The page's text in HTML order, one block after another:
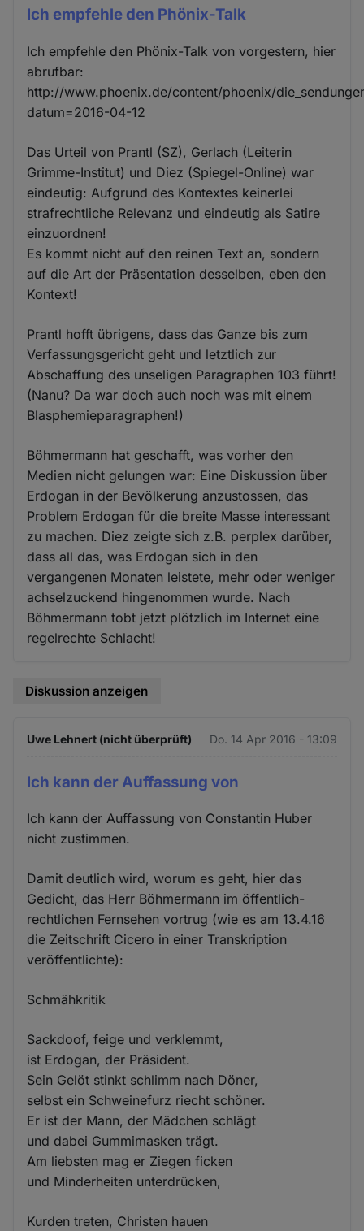
Ich empfehle den Phönix-Talk
Ich empfehle den Phönix-Talk von vorgestern, hier
abrufbar:
http://www.phoenix.de/content/phoenix/
datum=2016-04-12
Das Urteil von Prantl (SZ), Gerlach (Leiterin
Grimme-Institut) und Diez (Spiegel-Online) war
eindeutig: Aufgrund des Kontextes keinerlei
strafrechtliche Relevanz und eindeutig als Satire
einzuordnen!
Es kommt nicht auf den reinen Text an, sondern
auf die Art der Präsentation desselben, eben den
Kontext!
Prantl hofft übrigens, dass das Ganze bis zum
Verfassungsgericht geht und letztlich zur
Abschaffung des unseligen Paragraphen 103 führt!
(Nanu? Da war doch auch noch was mit einem
Blasphemieparagraphen!)
Böhmermann hat geschafft, was vorher den
Medien nicht gelungen war: Eine Diskussion über
Erdogan in der Bevölkerung anzustossen, das
Problem Erdogan für die breite Masse interessant
zu machen. Diez zeigte sich z.B. perplex darüber,
dass all das, was Erdogan sich in den
vergangenen Monaten leistete, mehr oder weniger
achselzuckend hingenommen wurde. Nach
Böhmermann tobt jetzt plötzlich im Internet eine
regelrechte Schlacht!
Diskussion anzeigen
Uwe Lehnert (nicht überprüft) Do. 14 Apr 2016 - 13:09
Ich kann der Auffassung von
Ich kann der Auffassung von Constantin Huber
nicht zustimmen.
Damit deutlich wird, worum es geht, hier das
Gedicht, das Herr Böhmermann im öffentlich-
rechtlichen Fernsehen vortrug (wie es am 13.4.16
die Zeitschrift Cicero in einer Transkription
veröffentlichte):
Schmähkritik
Sackdoof, feige und verklemmt,
ist Erdogan, der Präsident.
Sein Gelöt stinkt schlimm nach Döner,
selbst ein Schweinefurz riecht schöner.
Er ist der Mann, der Mädchen schlägt
und dabei Gummimasken trägt.
Am liebsten mag er Ziegen ficken
und Minderheiten unterdrücken,
Kurden treten, Christen hauen